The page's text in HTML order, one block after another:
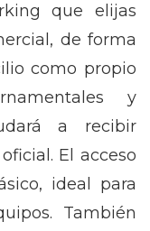
que elijas
de forma
como propio
y
a recibir
El acceso
ideal para
También